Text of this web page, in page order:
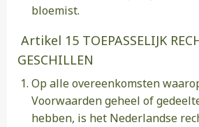
bloemist.
Artikel 15 TOEPASSELIJK
GESCHILLEN
Op alle overeenkomsten
Voorwaarden geheel of
hebben, is het Nederlandse